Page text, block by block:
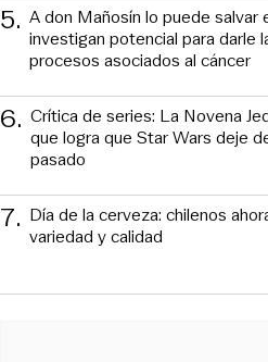
5. A don Mañosín lo puede salvar
investigan potencial para darle
procesos asociados al cáncer
6. Crítica de series: La Novena
que logra que Star Wars deje
pasado
7. Día de la cerveza: chilenos
variedad y calidad